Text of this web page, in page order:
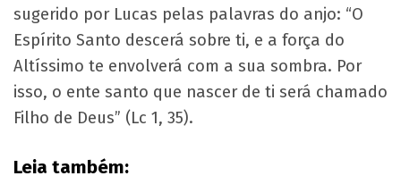
sugerido por Lucas pelas palavras do anjo: “O
Espírito Santo descerá sobre ti, e a força do
Altíssimo te envolverá com a sua sombra. Por
isso, o ente santo que nascer de ti será chamado
Filho de Deus” (Lc 1, 35).
Leia também: